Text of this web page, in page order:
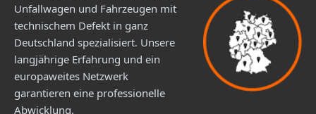
Unfallwagen und Fahrzeugen mit
technischem Defekt in ganz
Deutschland spezialisiert. Unsere
langjährige Erfahrung und ein
europaweites Netzwerk
garantieren eine professionelle
Abwicklung.